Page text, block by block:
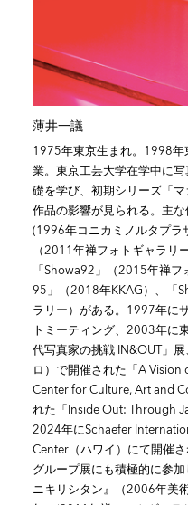
薄井一議
1975年東京生まれ。1998年
業。東京工芸大学在学中に
礎を学び、初期シリーズ「
作品の影響が見られる。主な
(1996年コニカミノルタプラ
（2011年禅フォトギャラリ
「Showa92」（2015年禅
95」（2018年KKAG）、「
ラリー）がある。1997年に
トミーティング、2003年に
代写真家の挑戦 IN&OUT」
ロ）で開催された「A
Center for Culture, Art and
れた「Inside Out: Through
2024年にSchaefer
Center（ハワイ）にて開催
グループ展にも積極的に参
ニキリシタン』（2006年美